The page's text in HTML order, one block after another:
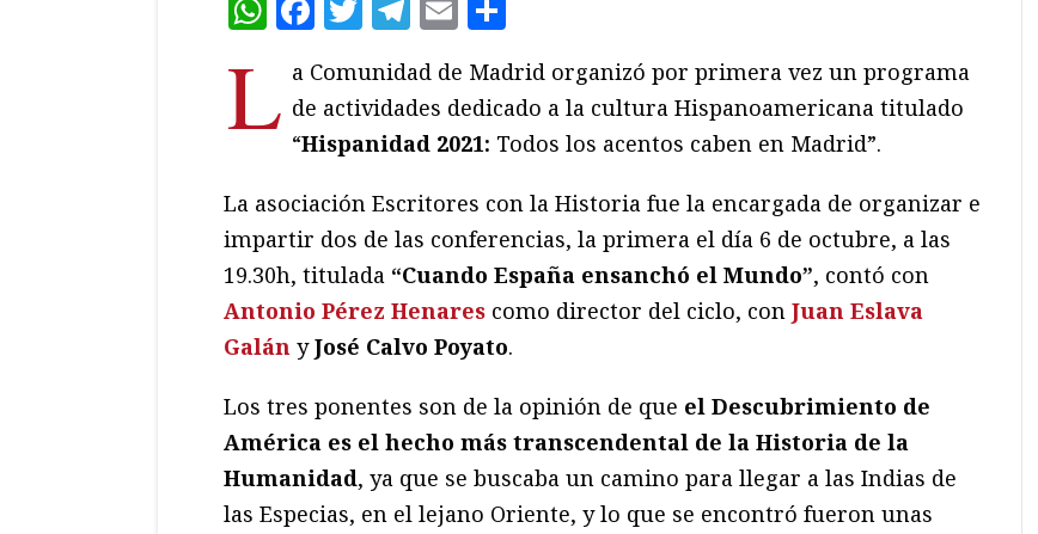
WhatsApp
Facebook
Twitter
Telegram
Email
L a Comunidad de Madrid organizó por primera vez un programa
de actividades dedicado a la cultura Hispanoamericana titulado
“Hispanidad 2021: Todos los acentos caben en Madrid”.
La asociación Escritores con la Historia fue la encargada de organizar e
impartir dos de las conferencias, la primera el día 6 de octubre, a las
19.30h, titulada “Cuando España ensanchó el Mundo”, contó con
Antonio Pérez Henares como director del ciclo, con Juan Eslava
Galán yJosé Calvo Poyato.
Los tres ponentes son de la opinión de que el Descubrimiento de
América es el hecho más transcendental de la Historia de la
Humanidad, ya que se buscaba un camino para llegar a las Indias de
las Especias, en el lejano Oriente, y lo que se encontró fueron unas